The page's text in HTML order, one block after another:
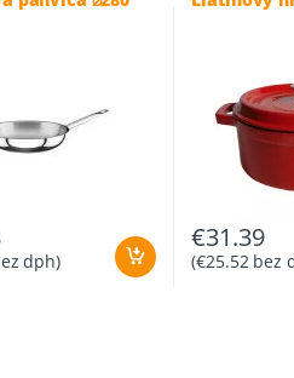
dph)
€31.39
(€25.52bez